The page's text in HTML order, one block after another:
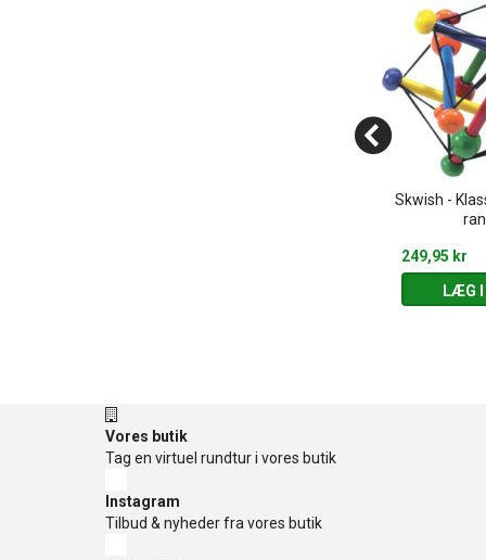
Skwish -
249,95 kr
LÆG I
Vores butik
Tag en virtuel rundtur i vores butik
Instagram
Tilbud & nyheder fra vores butik